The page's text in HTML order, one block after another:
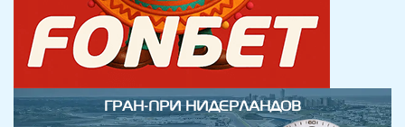
ГРАН-ПРИ НИДЕРЛАНДОВ